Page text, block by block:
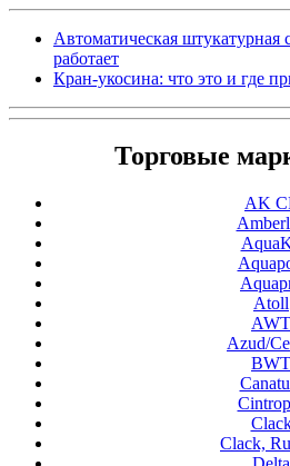
Автоматическая штукатурная
работает
Кран-укосина: что это и где
Торговые
AK
Atoll
AWT
Azud/
BWT
Clack,